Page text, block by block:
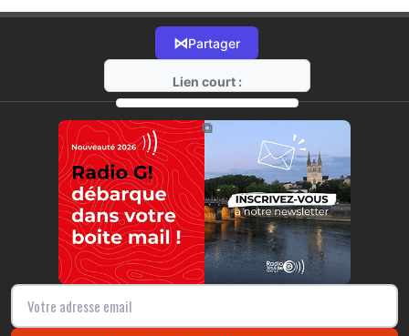
⋈Partager
Lien court :
https://radio-g.fr?11442
⧉